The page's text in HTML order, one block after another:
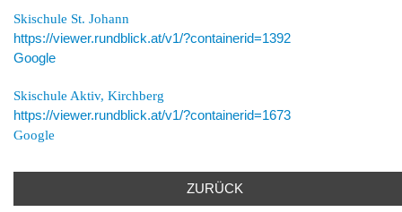
Skischule St. Johann
https://viewer.rundblick.at/v1/?containerid=1392
Google
Skischule Aktiv, Kirchberg
https://viewer.rundblick.at/v1/?containerid=1673
Google
ZURÜCK